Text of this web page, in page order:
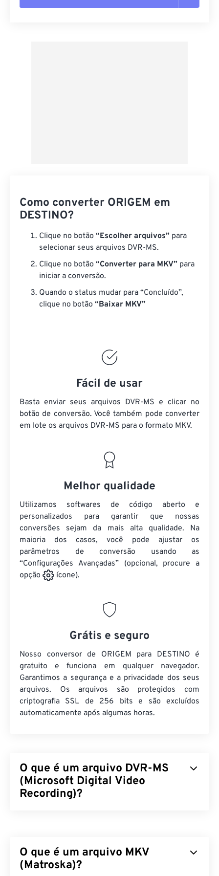
Como converter ORIGEM em
DESTINO?
Clique no botão “Escolher arquivos” para
selecionar seus arquivos DVR-MS.
Clique no botão “Converter para MKV” para
iniciar a conversão.
Quando o status mudar para “Concluído”,
clique no botão “Baixar MKV”
Fácil de usar
Basta enviar seus arquivos DVR-MS e clicar no
botão de conversão. Você também pode converter
em lote os arquivos DVR-MS para o formato MKV.
Melhor qualidade
Utilizamos softwares de código aberto e
personalizados para garantir que nossas
conversões sejam da mais alta qualidade. Na
maioria dos casos, você pode ajustar os
parâmetros de conversão usando as
“Configurações Avançadas” (opcional, procure a
opção
ícone).
Grátis e seguro
Nosso conversor de ORIGEM para DESTINO é
gratuito e funciona em qualquer navegador.
Garantimos a segurança e a privacidade dos seus
arquivos. Os arquivos são protegidos com
criptografia SSL de 256 bits e são excluídos
automaticamente após algumas horas.
O que é um arquivo DVR-MS
(Microsoft Digital Video
Recording)?
Stream Buffer Engine (SBE). O DVR-MS é
propriedade da Microsoft, que o desenvolveu para
O que é um arquivo MKV
(Matroska)?